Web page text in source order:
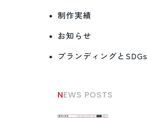
制作実績
お知らせ
ブランディングとSDGs
NEWS POSTS